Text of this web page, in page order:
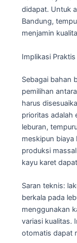
didapat. Untuk
Bandung,
menjamin
Implikasi
Sebagai bahan
pemilihan
harus
prioritas adalah
leburan,
meskipun biaya
produksi
kayu karet
Saran teknis:
berkala pada
menggunakan
variasi kualitas.
otomatis dapat